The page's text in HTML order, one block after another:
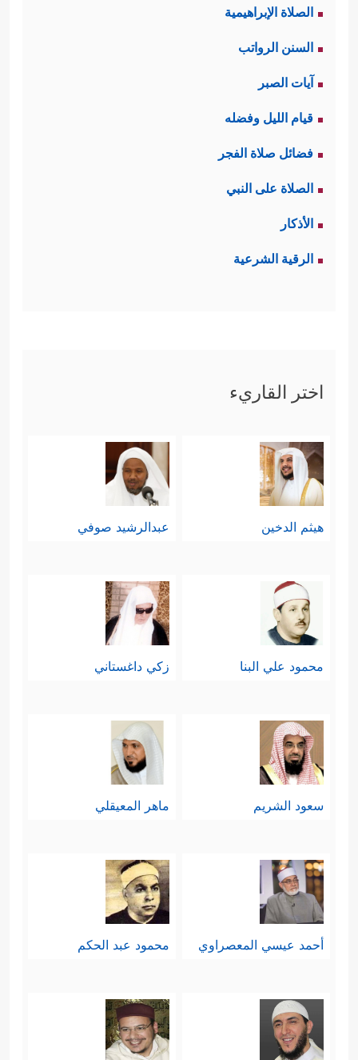
الصلاة الإبراهيمية
السنن الرواتب
آيات الصبر
قيام الليل وفضله
فضائل صلاة الفجر
الصلاة على النبي
الأذكار
الرقية الشرعية
اختر القاريء
هيثم الدخين عبدالرشيد صوفي
محمود علي البنا زكي داغستاني
سعود الشريم ماهر المعيقلي
أحمد عيسي المعصراوي محمود عبد الحكم